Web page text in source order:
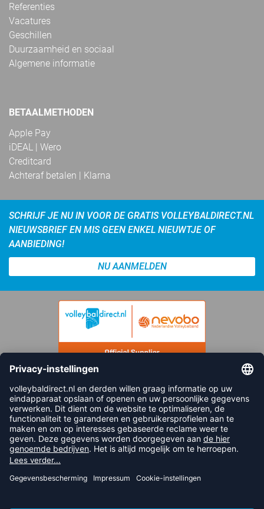
Referenties
Vacatures
Geschillen
Duurzaamheid en sociaal
Algemene informatie
BETAALMETHODEN
Apple Pay
iDEAL | Wero
Creditcard
Achteraf betalen | Klarna
SCHRIJF JE NU IN VOOR DE GRATIS VOLLEYBALDIRECT.NL
NIEUWSBRIEF EN MIS GEEN ENKEL NIEUWTJE OF
AANBIEDING!
NU AANMELDEN
FOLLOW US